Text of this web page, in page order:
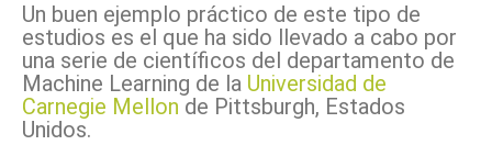
Un buen ejemplo práctico de este tipo de
estudios es el que ha sido llevado a cabo por
una serie de científicos del departamento de
Machine Learning de la Universidad de
Carnegie Mellon de Pittsburgh, Estados
Unidos.